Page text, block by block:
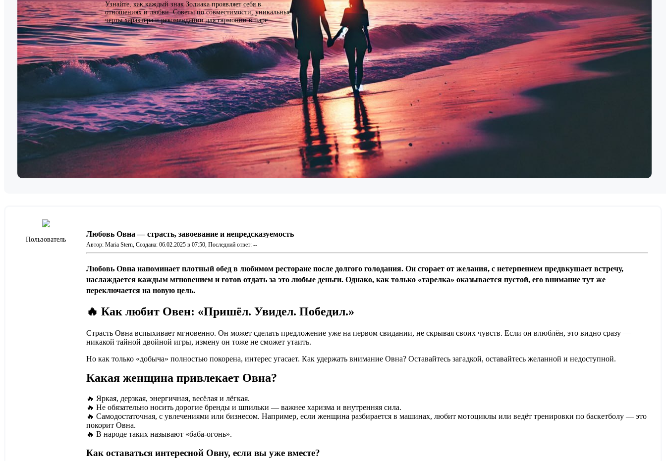
Узнайте, как каждый знак Зодиака проявляет себя в
отношениях и любви. Советы по совместимости, уникальные
черты характера и рекомендации для гармонии в паре.
Пользователь
Любовь Овна — страсть, завоевание и непредсказуемость
Автор: Maria Stern, Создана: 06.02.2025 в 07:50, Последний ответ: --
Любовь Овна напоминает плотный обед в любимом ресторане после долгого голодания. Он сгорает от желания, с нетерпением предвкушает встречу,
наслаждается каждым мгновением и готов отдать за это любые деньги. Однако, как только «тарелка» оказывается пустой, его внимание тут же
переключается на новую цель.
🔥 Как любит Овен: «Пришёл. Увидел. Победил.»
Страсть Овна вспыхивает мгновенно. Он может сделать предложение уже на первом свидании, не скрывая своих чувств. Если он влюблён, это видно сразу —
никакой тайной двойной игры, измену он тоже не сможет утаить.
Но как только «добыча» полностью покорена, интерес угасает. Как удержать внимание Овна? Оставайтесь загадкой, оставайтесь желанной и недоступной.
Какая женщина привлекает Овна?
🔥 Яркая, дерзкая, энергичная, весёлая и лёгкая.
🔥 Не обязательно носить дорогие бренды и шпильки — важнее харизма и внутренняя сила.
🔥 Самодостаточная, с увлечениями или бизнесом. Например, если женщина разбирается в машинах, любит мотоциклы или ведёт тренировки по баскетболу — это
покорит Овна.
🔥 В народе таких называют «баба-огонь».
Как оставаться интересной Овну, если вы уже вместе?